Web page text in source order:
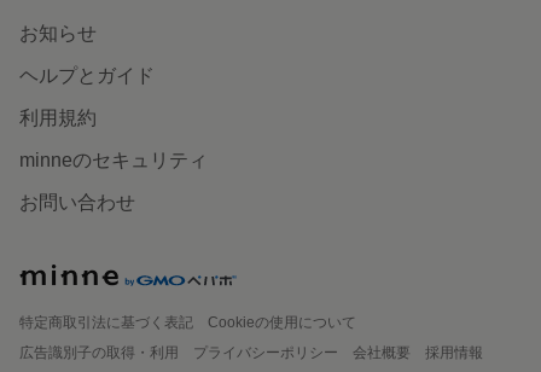
お知らせ
ヘルプとガイド
利用規約
minneのセキュリティ
お問い合わせ
特定商取引法に基づく表記
Cookieの使用について
広告識別子の取得・利用
プライバシーポリシー 会社概要
採用情報